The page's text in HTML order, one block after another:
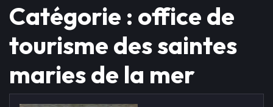
Catégorie : office de
tourisme des saintes
maries de la mer